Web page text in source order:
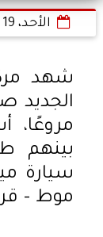
الأحد، 19 أكتوبر 2025
شهد
الجديد
بينهم
سيارة
موط –